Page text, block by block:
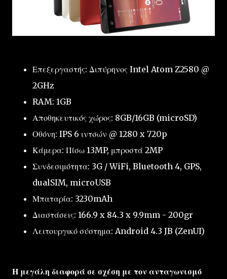
Επεξεργαστής: Διπύρηνος Intel Atom Z2580 @
2GHz
RAM: 1GB
Αποθηκευτικός χώρος: 8GB/16GB (microSD)
Οθόνη: IPS 6 ιντσών @ 1280 x 720p
Κάμερα: Πίσω 13MP, μπροστά 2MP
Συνδεσιμότητα: 3G / WiFi, Bluetooth 4, GPS,
dualSIM, microUSB
Μπαταρία: 3230mAh
Διαστάσεις: 166.9 x 84.3 x 9.9mm - 200gr
Λειτουργικό σύστημα: Android 4.3 JB (ZenUI)
Η μεγάλη διαφορά σε σχέση με τον ανταγωνισμό